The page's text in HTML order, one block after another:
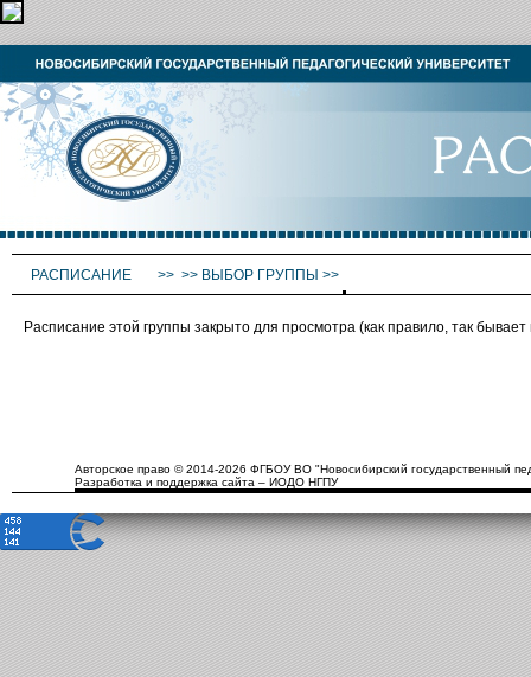
РАСПИСАНИЕ >> >> ВЫБОР ГРУППЫ >>
Расписание этой группы закрыто для просмотра (как правило, так
Авторское право © 2014-2026 ФГБОУ ВО "Новосибирский государственный
Разработка и поддержка сайта – ИОДО НГПУ